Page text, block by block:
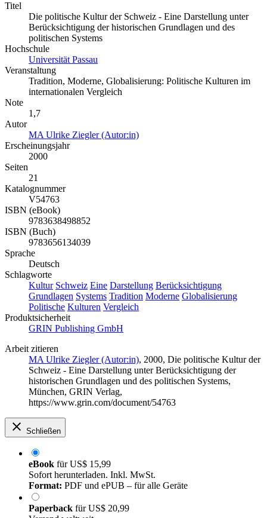
Titel
Die politische Kultur der Schweiz - Eine Darstellung unter
Berücksichtigung der historischen Grundlagen und des
politischen Systems
Hochschule
Universität Passau
Veranstaltung
Tradition, Moderne, Globalisierung: Politische Kulturen im
internationalen Vergleich
Note
1,7
Autor
MA Ulrike Ziegler (Autor:in)
Erscheinungsjahr
2000
Seiten
21
Katalognummer
V54763
ISBN (eBook)
9783638498852
ISBN (Buch)
9783656134039
Sprache
Deutsch
Schlagworte
Kultur Schweiz Eine Darstellung Berücksichtigung
Grundlagen Systems Tradition Moderne Globalisierung
Politische Kulturen Vergleich
Produktsicherheit
GRIN Publishing GmbH
Arbeit zitieren
MA Ulrike Ziegler (Autor:in), 2000, Die politische Kultur der
Schweiz - Eine Darstellung unter Berücksichtigung der
historischen Grundlagen und des politischen Systems,
München, GRIN Verlag,
https://www.grin.com/document/54763
Schließen
eBook fürUS$ 15,99
Sofort herunterladen. Inkl. MwSt.
Format: PDF und ePUB – für alle Geräte
Paperback fürUS$ 20,99